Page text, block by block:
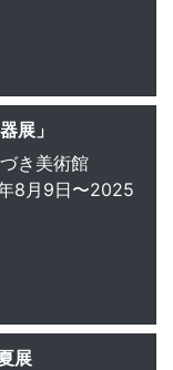
展」
き美術館
8月9日〜2025
展